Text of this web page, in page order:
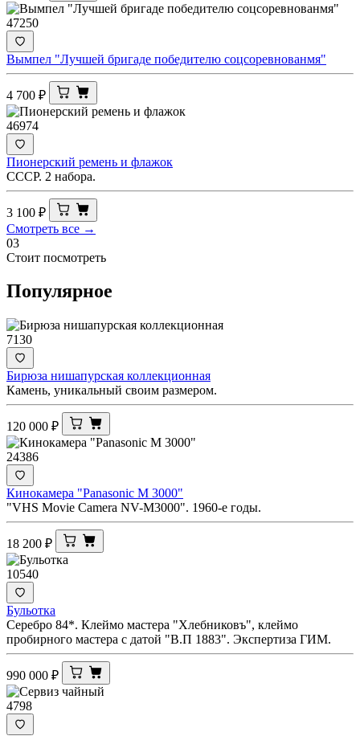
47250
Вымпел "Лучшей бригаде победителю соцсоревнованмя"
4 700 ₽
46974
Пионерский ремень и флажок
СССР. 2 набора.
3 100 ₽
Смотреть все →
03
Стоит посмотреть
Популярное
7130
Бирюза нишапурская коллекционная
Камень, уникальный своим размером.
120 000 ₽
24386
Кинокамера "Panasonic M 3000"
"VHS Movie Camera NV-M3000". 1960-е годы.
18 200 ₽
10540
Бульотка
Серебро 84*. Клеймо мастера "Хлебниковъ", клеймо
пробирного мастера с датой "В.П 1883". Экспертиза ГИМ.
990 000 ₽
4798